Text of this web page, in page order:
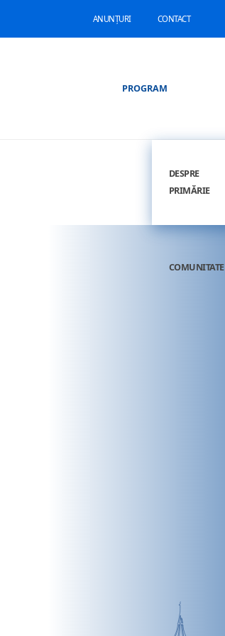
ANUNȚURI CONTACT
PROGRAM
DESPRE
PRIMĂRIE
COMUNITATE